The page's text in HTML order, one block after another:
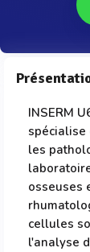
INSERM
spécialise
les
osseuses
cellules
l'analyse